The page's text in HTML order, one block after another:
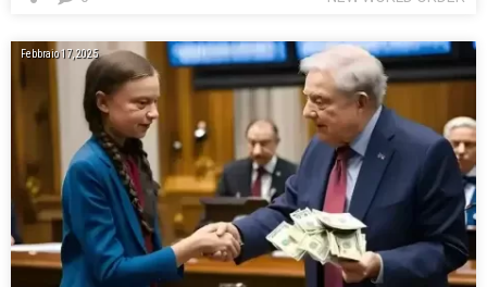
Febbraio 17, 2025